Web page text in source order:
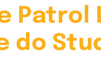
Patrol
do